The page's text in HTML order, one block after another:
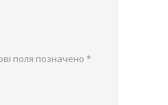
поля позначено *